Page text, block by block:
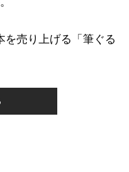
売り上げる「筆ぐる